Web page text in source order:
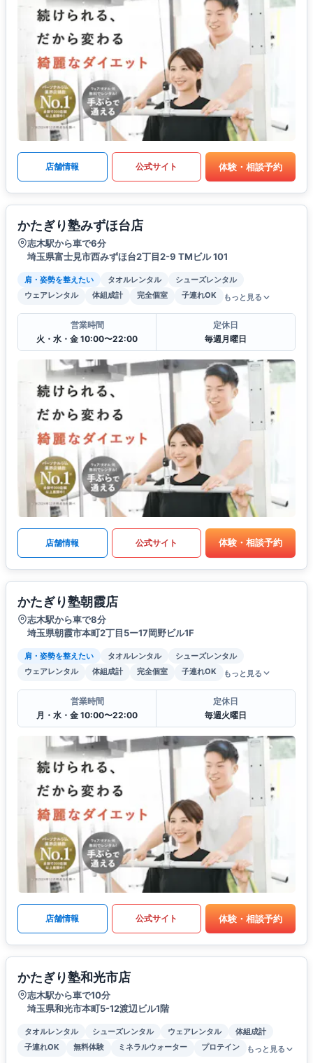
店舗情報 公式サイト 体験・相談予約
かたぎり塾みずほ台店
志木駅から車で6分
埼玉県富士見市西みずほ台2丁目2-9 TMビル 101
肩・姿勢を整えたい タオルレンタル
シューズレンタル
ウェアレンタル
体組成計 完全個室 子連れOK もっと見る
営業時間
火・水・金 10:00〜22:00
定休日
毎週月曜日
店舗情報 公式サイト 体験・相談予約
かたぎり塾朝霞店
志木駅から車で8分
埼玉県朝霞市本町2丁目5ー17岡野ビル1F
肩・姿勢を整えたい タオルレンタル
シューズレンタル
ウェアレンタル
体組成計 完全個室 子連れOK もっと見る
営業時間
月・水・金 10:00〜22:00
定休日
毎週火曜日
店舗情報 公式サイト 体験・相談予約
かたぎり塾和光市店
志木駅から車で10分
埼玉県和光市本町5-12渡辺ビル1階
タオルレンタル シューズレンタル ウェアレンタル
体組成計
子連れOK
無料体験 ミネラルウォーター プロテイン もっと見る